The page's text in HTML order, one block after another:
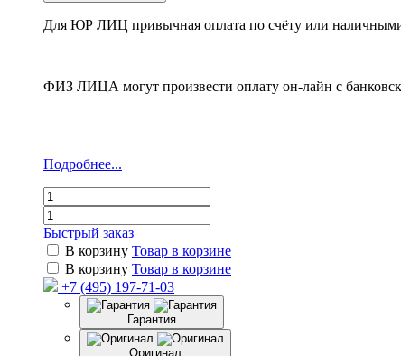
Для ЮР ЛИЦ привычная оплата по счёту или
ФИЗ ЛИЦА могут произвести оплату он-лайн с
Подробнее...
Быстрый заказ
В корзину Товар в корзине
В корзину Товар в корзине
+7 (495) 197-71-03
Гарантия
Оригинал